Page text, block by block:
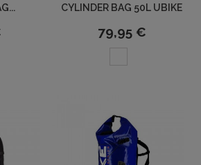
CYLINDER BAG 50L UBIKE
79,95 €